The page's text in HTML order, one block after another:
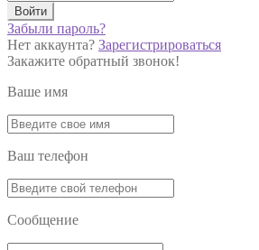
Войти
Забыли пароль?
Нет аккаунта? Зарегистрироваться
Закажите обратный звонок!
Ваше имя
Ваш телефон
Сообщение